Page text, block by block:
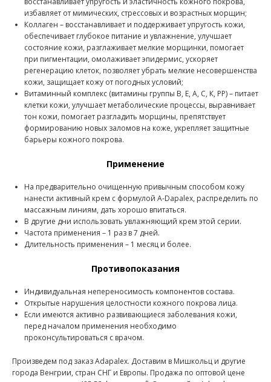
избавляет от мимических, стрессовых и возрастных морщин;
Коллаген – восстанавливает и поддерживает упругость кожи,
обеспечивает глубокое питание и увлажнение, улучшает
состояние кожи, разглаживает мелкие морщинки, помогает
при пигментации, омолаживает эпидермис, ускоряет
регенерацию клеток, позволяет убрать мелкие несовершенства
кожи, защищает кожу от погодных условий;
Витаминный комплекс (витамины группы В, Е, А, С, К, РР) – питает
клетки кожи, улучшает метаболические процессы, выравнивает
тон кожи, помогает разгладить морщины, препятствует
формированию новых заломов на коже, укрепляет защитные
барьеры кожного покрова.
Применение
На предварительно очищенную привычным способом кожу
нанести активный крем с формулой A-Dapalex, распределить по
массажным линиям, дать хорошо впитаться.
В другие дни использовать увлажняющий крем этой серии.
Частота применения – 1 раз в 7 дней.
Длительность применения – 1 месяц и более.
Противопоказания
Индивидуальная непереносимость компонентов состава.
Открытые нарушения целостности кожного покрова лица.
Если имеются активно развивающиеся заболевания кожи,
перед началом применения необходимо
проконсультироваться с врачом.
Произведем под заказ Adapalex. Доставим в Мишкольц и другие
города Венгрии, стран СНГ и Европы. Продажа по оптовой цене